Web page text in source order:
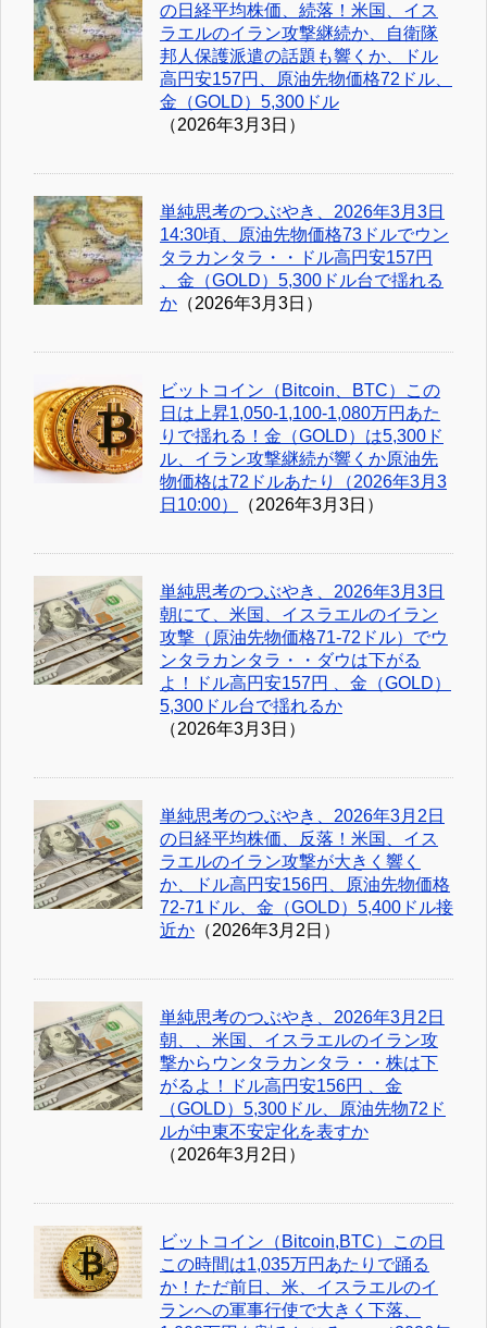
の日経平均株価、続落！米国、イス
ラエルのイラン攻撃継続か、自衛隊
邦人保護派遣の話題も響くか、ドル
高円安157円、原油先物価格72ドル、
金（GOLD）5,300ドル
（2026年3月3日）
単純思考のつぶやき、2026年3月3日
14:30頃、原油先物価格73ドルでウン
タラカンタラ・・ドル高円安157円
、金（GOLD）5,300ドル台で揺れる
か （2026年3月3日）
ビットコイン（Bitcoin、BTC）この
日は上昇1,050-1,100-1,080万円あた
りで揺れる！金（GOLD）は5,300ド
ル、イラン攻撃継続が響くか原油先
物価格は72ドルあたり（2026年3月3
日10:00）
（2026年3月3日）
単純思考のつぶやき、2026年3月3日
朝にて、米国、イスラエルのイラン
攻撃（原油先物価格71-72ドル）でウ
ンタラカンタラ・・ダウは下がる
よ！ドル高円安157円 、金（GOLD）
5,300ドル台で揺れるか
（2026年3月3日）
単純思考のつぶやき、2026年3月2日
の日経平均株価、反落！米国、イス
ラエルのイラン攻撃が大きく響く
か、ドル高円安156円、原油先物価格
72-71ドル、金（GOLD）5,400ドル接
近か （2026年3月2日）
単純思考のつぶやき、2026年3月2日
朝、、米国、イスラエルのイラン攻
撃からウンタラカンタラ・・株は下
がるよ！ドル高円安156円 、金
（GOLD）5,300ドル、原油先物72ド
ルが中東不安定化を表すか
（2026年3月2日）
ビットコイン（Bitcoin,BTC）この日
この時間は1,035万円あたりで踊る
か！ただ前日、米、イスラエルのイ
ランへの軍事行使で大きく下落、